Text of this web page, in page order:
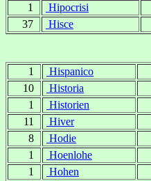
1
Hipocrisi
37
Hisce
1 Hispanico
10
Historia
1
Historien
11
Hiver
8
Hodie
1
Hoenlohe
1
Hohen